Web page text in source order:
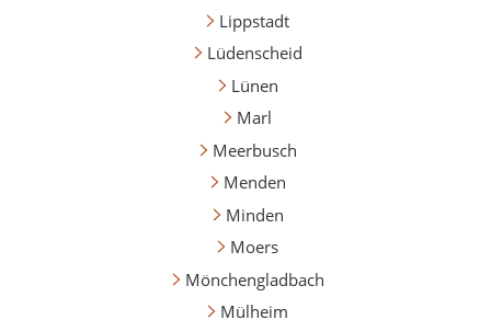
Lippstadt
Lüdenscheid
Lünen
Marl
Meerbusch
Menden
Minden
Moers
Mönchengladbach
Mülheim